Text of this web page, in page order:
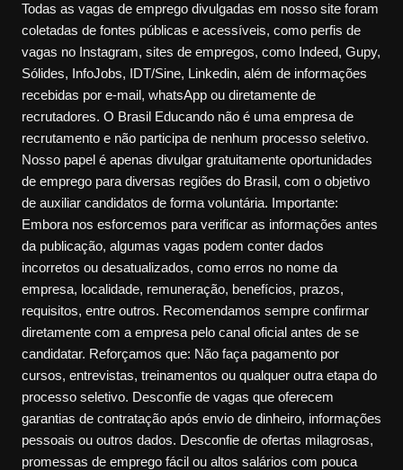
Todas as vagas de emprego divulgadas em nosso site foram
coletadas de fontes públicas e acessíveis, como perfis de
vagas no Instagram, sites de empregos, como Indeed, Gupy,
Sólides, InfoJobs, IDT/Sine, Linkedin, além de informações
recebidas por e-mail, whatsApp ou diretamente de
recrutadores. O Brasil Educando não é uma empresa de
recrutamento e não participa de nenhum processo seletivo.
Nosso papel é apenas divulgar gratuitamente oportunidades
de emprego para diversas regiões do Brasil, com o objetivo
de auxiliar candidatos de forma voluntária. Importante:
Embora nos esforcemos para verificar as informações antes
da publicação, algumas vagas podem conter dados
incorretos ou desatualizados, como erros no nome da
empresa, localidade, remuneração, benefícios, prazos,
requisitos, entre outros. Recomendamos sempre confirmar
diretamente com a empresa pelo canal oficial antes de se
candidatar. Reforçamos que: Não faça pagamento por
cursos, entrevistas, treinamentos ou qualquer outra etapa do
processo seletivo. Desconfie de vagas que oferecem
garantias de contratação após envio de dinheiro, informações
pessoais ou outros dados. Desconfie de ofertas milagrosas,
promessas de emprego fácil ou altos salários com pouca